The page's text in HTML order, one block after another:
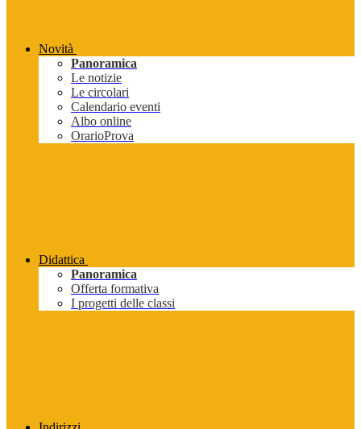
Novità
Panoramica
Le notizie
Le circolari
Calendario eventi
Albo online
OrarioProva
Didattica
Panoramica
Offerta formativa
I progetti delle classi